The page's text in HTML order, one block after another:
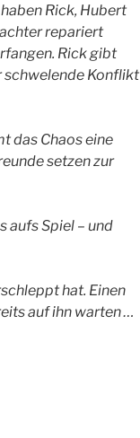
Rick, Hubert
repariert
Rick gibt
schwelende Konflikt
das Chaos eine
setzen zur
aufs Spiel – und
hat. Einen
auf ihn warten …